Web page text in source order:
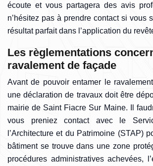
écoute et vous partagera des avis
n’hésitez pas à prendre contact si vous
résultat parfait dans l’application du
Les règlementations
ravalement de façade
Avant de pouvoir entamer le
une déclaration de travaux doit être
mairie de Saint Fiacre Sur Maine. Il
vous preniez contact avec le
l’Architecture et du Patrimoine (STAP)
bâtiment se trouve dans une zone
procédures administratives achevées,